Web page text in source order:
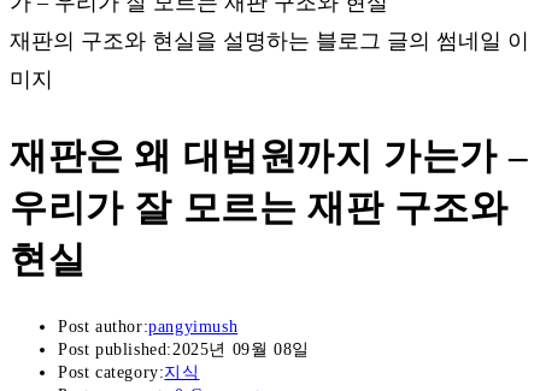
재판의 구조와 현실을 설명하는 블로그 글의 썸네일 이
미지
재판은 왜 대법원까지 가는가 –
우리가 잘 모르는 재판 구조와
현실
Post author:pangyimush
Post published:2025년 09월 08일
Post category:지식